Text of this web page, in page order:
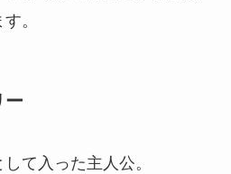
。
ー
て入った主人公。